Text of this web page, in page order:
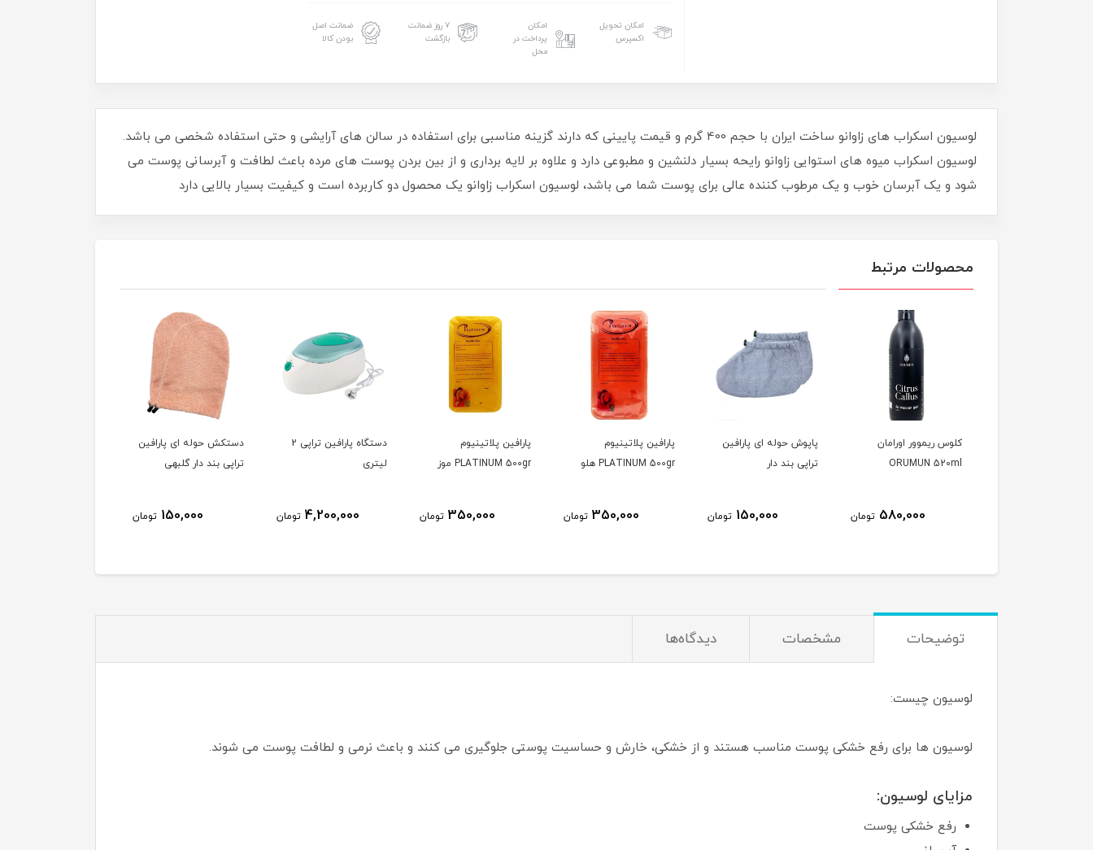
امکان تحویل
اکسپرس
امکان
پرداخت در
محل
۷ روز ضمانت
بازگشت
ضمانت اصل
بودن کالا
لوسیون اسکراب های زاوانو ساخت ایران با حجم 400 گرم و قیمت پایینی که دارند گزینه مناسبی برای استفاده در سالن های آرایشی و حتی استفاده شخصی می باشد.
لوسیون اسکراب میوه های استوایی زاوانو رایحه بسیار دلنشین و مطبوعی دارد و علاوه بر لایه برداری و از بین بردن پوست های مرده باعث لطافت و آبرسانی پوست می
شود و یک آبرسان خوب و یک مرطوب کننده عالی برای پوست شما می باشد، لوسیون اسکراب زاوانو یک محصول دو کاربرده است و کیفیت بسیار بالایی دارد
محصولات مرتبط
کلوس ریموور اورامان
ORUMUN 520ml
580,000 تومان
پاپوش حوله ای پارافین
تراپی بند دار
150,000 تومان
پارافین پلاتینیوم
PLATINUM 500gr هلو
350,000 تومان
پارافین پلاتینیوم
PLATINUM 500gr موز
350,000 تومان
دستگاه پارافین تراپی 2
لیتری
4,200,000 تومان
دستکش حوله ای پارافین
تراپی بند دار گلبهی
150,000 تومان
توضیحات مشخصات دیدگاه‌ها
لوسیون چیست:
لوسیون ها برای رفع خشکی پوست مناسب هستند و از خشکی، خارش و حساسیت پوستی جلوگیری می کنند و باعث نرمی و لطافت پوست می شوند.
مزایای لوسیون:
رفع خشکی پوست